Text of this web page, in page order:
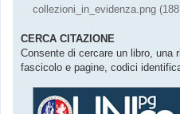
collezioni_in_evidenza.png
CERCA CITAZIONE
Consente di cercare un libro, una
fascicolo e pagine, codici